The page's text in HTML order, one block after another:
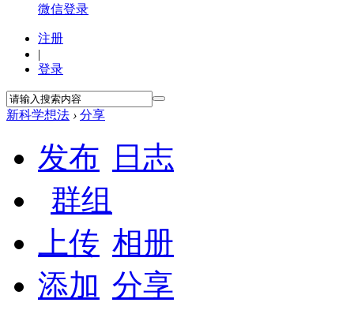
微信登录
注册
|
登录
新科学想法 › 分享
发布
日志
群组
上传 相册
添加 分享